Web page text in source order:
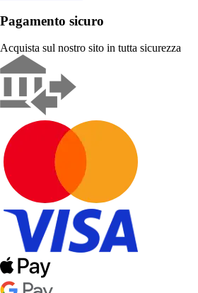
Pagamento sicuro
Acquista sul nostro sito in tutta sicurezza